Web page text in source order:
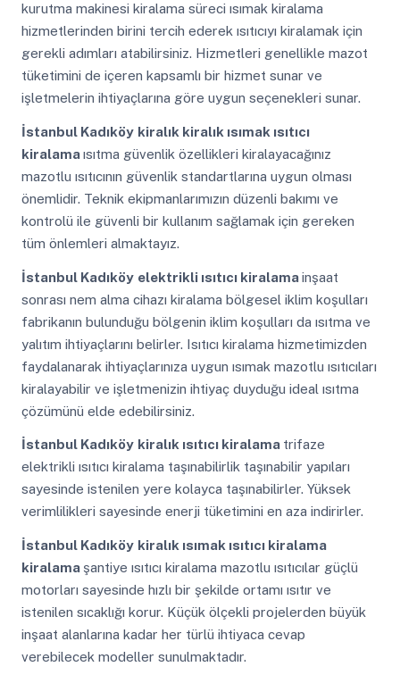
kurutma makinesi kiralama süreci ısımak kiralama
hizmetlerinden birini tercih ederek ısıtıcıyı kiralamak için
gerekli adımları atabilirsiniz. Hizmetleri genellikle mazot
tüketimini de içeren kapsamlı bir hizmet sunar ve
işletmelerin ihtiyaçlarına göre uygun seçenekleri sunar.
İstanbul Kadıköy kiralık kiralık ısımak ısıtıcı
kiralamaısıtma güvenlik özellikleri kiralayacağınız
mazotlu ısıtıcının güvenlik standartlarına uygun olması
önemlidir. Teknik ekipmanlarımızın düzenli bakımı ve
kontrolü ile güvenli bir kullanım sağlamak için gereken
tüm önlemleri almaktayız.
İstanbul Kadıköy elektrikli ısıtıcı kiralamainşaat
sonrası nem alma cihazı kiralama bölgesel iklim koşulları
fabrikanın bulunduğu bölgenin iklim koşulları da ısıtma ve
yalıtım ihtiyaçlarını belirler. Isıtıcı kiralama hizmetimizden
faydalanarak ihtiyaçlarınıza uygun ısımak mazotlu ısıtıcıları
kiralayabilir ve işletmenizin ihtiyaç duyduğu ideal ısıtma
çözümünü elde edebilirsiniz.
İstanbul Kadıköy kiralık ısıtıcı kiralama trifaze
elektrikli ısıtıcı kiralama taşınabilirlik taşınabilir yapıları
sayesinde istenilen yere kolayca taşınabilirler. Yüksek
verimlilikleri sayesinde enerji tüketimini en aza indirirler.
İstanbul Kadıköy kiralık ısımak ısıtıcı kiralama
kiralama şantiye ısıtıcı kiralama mazotlu ısıtıcılar güçlü
motorları sayesinde hızlı bir şekilde ortamı ısıtır ve
istenilen sıcaklığı korur. Küçük ölçekli projelerden büyük
inşaat alanlarına kadar her türlü ihtiyaca cevap
verebilecek modeller sunulmaktadır.